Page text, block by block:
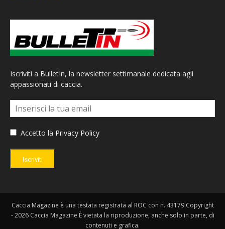
Iscriviti a BulletIn, la newsletter settimanale dedicata agli
appassionati di caccia.
Accetto la Privacy Policy
Iscriviti
Caccia Magazine è una testata registrata al ROC con n. 43179 Copyright
- 2026 Caccia Magazine È vietata la riproduzione, anche solo in parte, di
contenuti e grafica.